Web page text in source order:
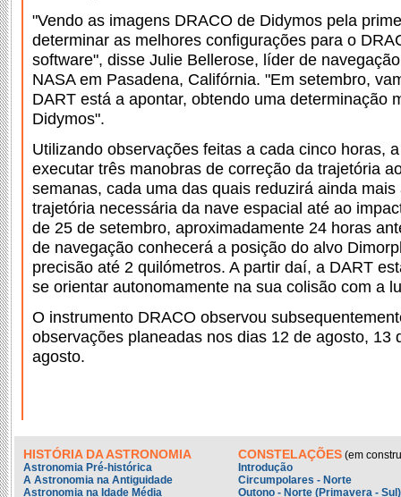
"Vendo as imagens DRACO de Didymos pela
determinar as melhores configurações para o
software", disse Julie Bellerose, líder de
NASA em Pasadena, Califórnia. "Em setembro,
DART está a apontar, obtendo uma determinação
Didymos".
Utilizando observações feitas a cada cinco horas,
executar três manobras de correção da trajetória
semanas, cada uma das quais reduzirá ainda
trajetória necessária da nave espacial até ao
de 25 de setembro, aproximadamente 24 horas
de navegação conhecerá a posição do alvo
precisão até 2 quilómetros. A partir daí, a DART
se orientar autonomamente na sua colisão com a
O instrumento DRACO observou
observações planeadas nos dias 12 de agosto, 13
agosto.